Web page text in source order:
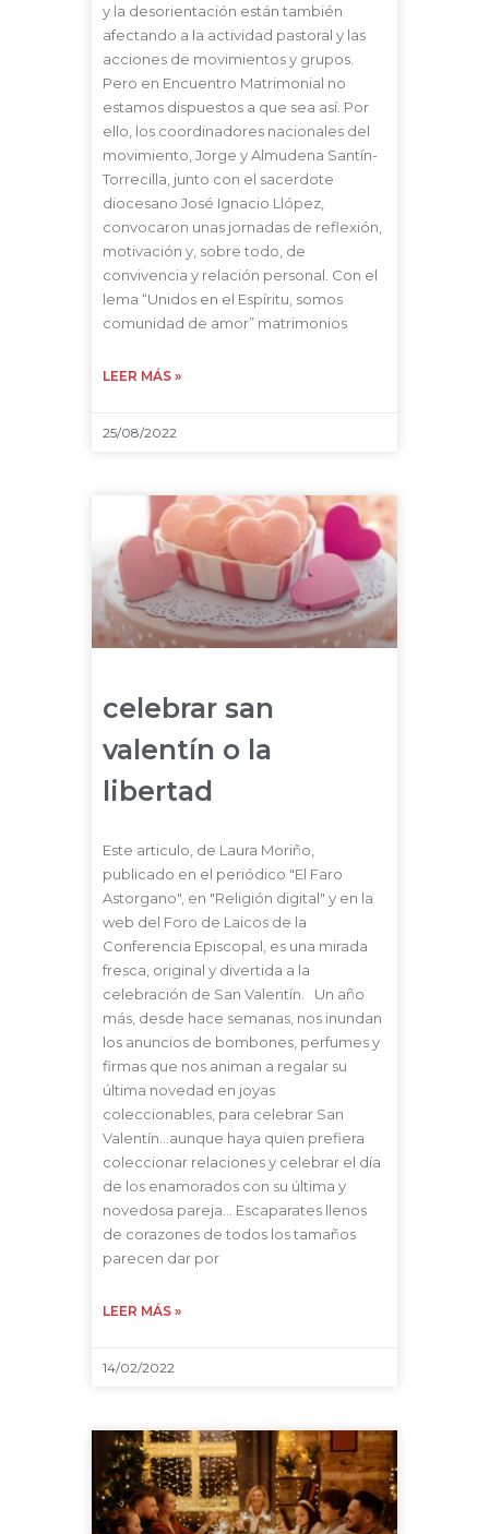
y la desorientación están también
afectando a la actividad pastoral y las
acciones de movimientos y grupos.
Pero en Encuentro Matrimonial no
estamos dispuestos a que sea así. Por
ello, los coordinadores nacionales del
movimiento, Jorge y Almudena Santín-
Torrecilla, junto con el sacerdote
diocesano José Ignacio Llópez,
convocaron unas jornadas de reflexión,
motivación y, sobre todo, de
convivencia y relación personal. Con el
lema “Unidos en el Espíritu, somos
comunidad de amor” matrimonios
LEER MÁS »
25/08/2022
celebrar san
valentín o la
libertad
Este articulo, de Laura Moriño,
publicado en el periódico "El Faro
Astorgano", en "Religión digital" y en la
web del Foro de Laicos de la
Conferencia Episcopal, es una mirada
fresca, original y divertida a la
celebración de San Valentín. Un año
más, desde hace semanas, nos inundan
los anuncios de bombones, perfumes y
firmas que nos animan a regalar su
última novedad en joyas
coleccionables, para celebrar San
Valentín…aunque haya quien prefiera
coleccionar relaciones y celebrar el día
de los enamorados con su última y
novedosa pareja… Escaparates llenos
de corazones de todos los tamaños
parecen dar por
LEER MÁS »
14/02/2022